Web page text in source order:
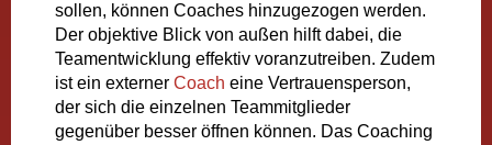
sollen, können Coaches hinzugezogen werden.
Der objektive Blick von außen hilft dabei, die
Teamentwicklung effektiv voranzutreiben. Zudem
ist ein externer Coach eine Vertrauensperson,
der sich die einzelnen Teammitglieder
gegenüber besser öffnen können. Das Coaching